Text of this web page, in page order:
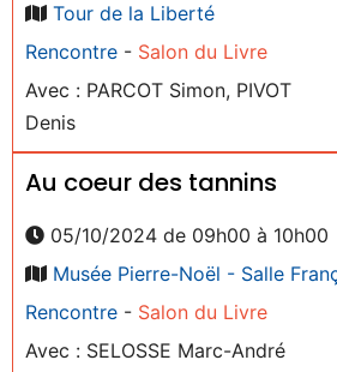
Tour de la Liberté
Rencontre - Salon du Livre
Avec : PARCOT Simon, PIVOT
Denis
Au coeur des tannins
05/10/2024 de 09h00 à 10h00
Musée Pierre-Noël - Salle
Rencontre - Salon du Livre
Avec : SELOSSE Marc-André